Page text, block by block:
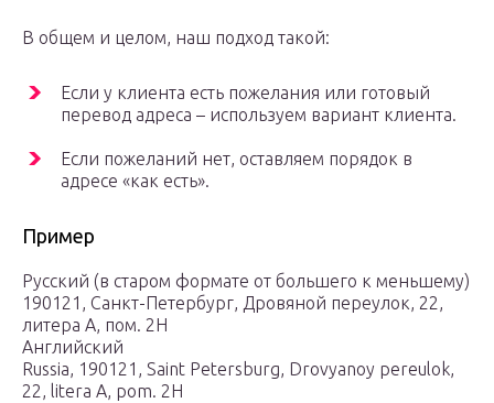
В общем и целом, наш подход такой:
Если у клиента есть пожелания или готовый
перевод адреса – используем вариант клиента.
Если пожеланий нет, оставляем порядок в
адресе «как есть».
Пример
Русский (в старом формате от большего к меньшему)
190121, Санкт-Петербург, Дровяной переулок, 22,
литера А, пом. 2Н
Английский
Russia, 190121, Saint Petersburg, Drovyanoy pereulok,
22, litera A, pom. 2Н